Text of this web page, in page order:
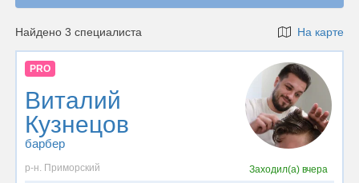
Найдено 3 специалиста На карте
PRO
Виталий
Кузнецов
барбер
р-н. Приморский Заходил(а)вчера